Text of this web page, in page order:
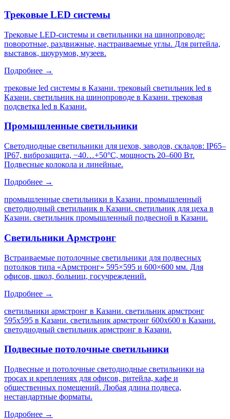
Трековые LED системы
Трековые LED-системы и светильники на шинопроводе:
поворотные, раздвижные, настраиваемые углы. Для ритейла,
выставок, шоурумов, музеев.
Подробнее →
трековые led системы в Казани. трековый светильник led в
Казани. светильник на шинопроводе в Казани. трековая
подсветка led в Казани.
Промышленные светильники
Светодиодные светильники для цехов, заводов, складов: IP65–
IP67, виброзащита, −40…+50°C, мощность 20–600 Вт.
Подвесные колокола и линейные.
Подробнее →
промышленные светильники в Казани. промышленный
светодиодный светильник в Казани. светильник для цеха в
Казани. светильник промышленный подвесной в Казани.
Светильники Армстронг
Встраиваемые потолочные светильники для подвесных
потолков типа «Армстронг» 595×595 и 600×600 мм. Для
офисов, школ, больниц, госучреждений.
Подробнее →
светильники армстронг в Казани. светильник армстронг
595х595 в Казани. светильник армстронг 600х600 в Казани.
светодиодный светильник армстронг в Казани.
Подвесные потолочные светильники
Подвесные и потолочные светодиодные светильники на
тросах и креплениях для офисов, ритейла, кафе и
общественных помещений. Любая длина подвеса,
нестандартные форматы.
Подробнее →